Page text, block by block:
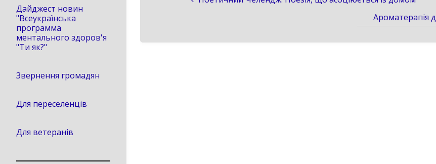
Ароматерапія
Дайджест новин
"Всеукраїнська
программа
ментального здоров'я
"Ти як?"
Звернення громадян
Для переселенців
Для ветеранів